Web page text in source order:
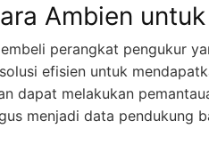
Ambien
perangkat pengukur
efisien untuk
dapat melakukan
menjadi data pendukung